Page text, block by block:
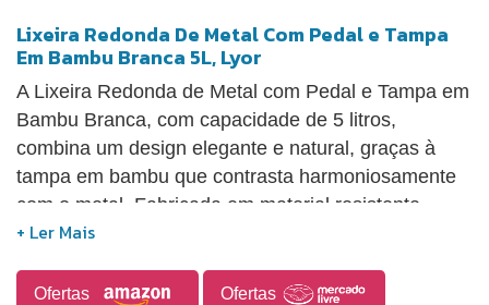
Lixeira Redonda De Metal Com Pedal e Tampa
Em Bambu Branca 5L, Lyor
A Lixeira Redonda de Metal com Pedal e Tampa em
Bambu Branca, com capacidade de 5 litros,
combina um design elegante e natural, graças à
tampa em bambu que contrasta harmoniosamente
com o metal. Fabricada em material resistente,
garante durabilidade e robustez, oferecendo uma
diversos ambientes e contribuindo para a
Ofertas Ofertas